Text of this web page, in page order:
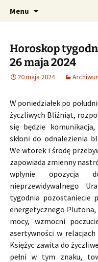
dzienny,
tygodniowy
Profesjonalne
Menu
Horoskop
26 maja 2024
20 maja 2024
W poniedziałek po
życzliwych Bliźniąt,
się będzie komunikacja,
skłoni do odnalezienia
We wtorek i środę
zapowiada zmienny
wpłynie opozycja
nieprzewidywalnego
tygodnia pozostaniecie
energetycznego
mocy, wzmocni
asertywności w
Księżyc zawita do
pełni w tym znaku,